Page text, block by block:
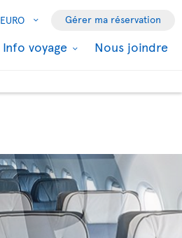
EURO Gérer ma réservation
Info voyage Nous joindre